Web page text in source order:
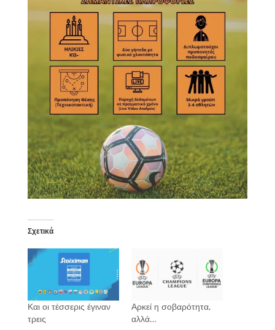
Σχετικά
Και οι τέσσερις έγιναν
τρεις
Αρκεί η σοβαρότητα,
αλλά…